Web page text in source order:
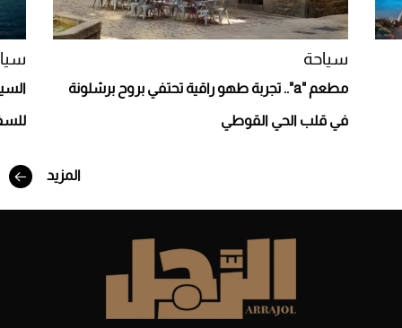
أفضل تدريج للشعر الطويل لإطلالة جريئة وعصرية
سياحة
مطعم "a".. تجربة طهو راقية تحتفي بروح برشلونة
في قلب الحي القوطي
المزيد